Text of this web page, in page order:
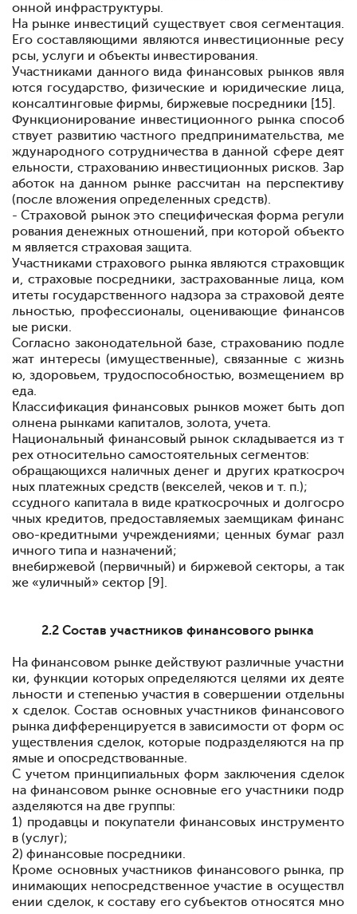
онной инфраструктуры.
На рынке инвестиций существует своя сегментация.
Его составляющими являются инвестиционные ресу
рсы, услуги и объекты инвестирования.
Участниками данного вида финансовых рынков явля
ются государство, физические и юридические лица,
консалтинговые фирмы, биржевые посредники [15].
Функционирование инвестиционного рынка способ
ствует развитию частного предпринимательства, ме
ждународного сотрудничества в данной сфере деят
ельности, страхованию инвестиционных рисков. Зар
аботок на данном рынке рассчитан на перспективу
(после вложения определенных средств).
- Страховой рынокэто специфическая форма регули
рования денежных отношений, при которой объекто
м является страховая защита.
Участниками страхового рынка являются страховщик
и, страховые посредники, застрахованные лица, ком
итеты государственного надзора за страховой деяте
льностью, профессионалы, оценивающие финансов
ые риски.
Согласно законодательной базе, страхованию подле
жат интересы (имущественные), связанные с жизнь
ю, здоровьем, трудоспособностью, возмещением вр
еда.
Классификация финансовых рынков может быть доп
олнена рынками капиталов, золота, учета.
Национальный финансовый рынок складывается из т
рех относительно самостоятельных сегментов:
обращающихся наличных денег и других краткосроч
ных платежных средств (векселей, чеков и т. п.);
ссудного капитала в виде краткосрочных и долгосро
чных кредитов, предоставляемых заемщикам финанс
ово-кредитными учреждениями; ценных бумаг разл
ичного типа и назначений;
внебиржевой (первичный) и биржевой секторы, а так
же «уличный» сектор [9].
2.2 Состав участников финансового рынка
На финансовом рынке действуют различные участни
ки, функции которых определяются целями их деяте
льности и степенью участия в совершении отдельны
х сделок. Состав основных участников финансового
рынка дифференцируется в зависимости от форм ос
уществления сделок, которые подразделяются на пр
ямые и опосредствованные.
С учетом принципиальных форм заключения сделок
на финансовом рынке основные его участники подр
азделяются на две группы:
1) продавцы и покупатели финансовых инструменто
в (услуг);
2) финансовые посредники.
Кроме основных участников финансового рынка, пр
инимающих непосредственное участие в осуществл
ении сделок, к составу его субъектов относятся мно